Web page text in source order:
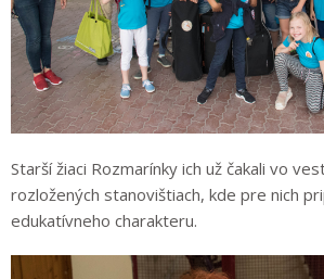
Starší žiaci Rozmarínky ich už čakali vo
rozložených stanovištiach, kde pre nich
edukatívneho charakteru.